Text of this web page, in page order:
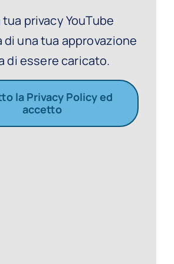
tua privacy YouTube
una tua approvazione
di essere caricato.
la Privacy Policy ed
accetto